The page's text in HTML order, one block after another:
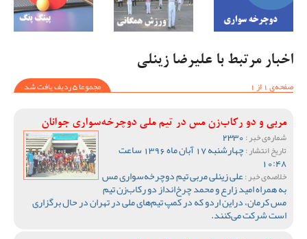
اخبار مرتبط با علیرضا زینلی
صفحه‌ی 1 از 1
مجموعا 5 ردیف یافت شد
مربی و دو رکاب‌زن مس در تیم ملی دوچرخه‌سواری جوانان
شماره‌ی خبر :
تاریخ انتشار : چهارشنبه 17 آبان ماه 1396 ساعت
10:48
خلاصه‌ی خبر :علی زینلی مربی تیم دوچرخه‌سواری مس
به همراه امید زارع و محمد چرخ‌انداز دو رکاب‌زن تیم
مس کرمان، دراین اردو که در کمپ تیم‌های ملی در تهران در حال برگزاری
است شرکت می‌کنند.